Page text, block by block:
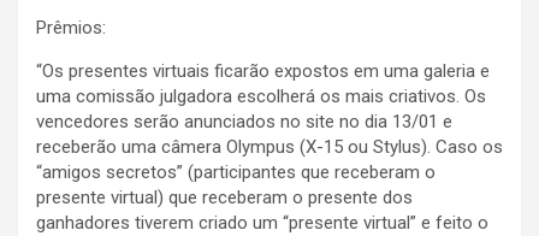
Prêmios:
“Os presentes virtuais ficarão expostos em uma galeria e
uma comissão julgadora escolherá os mais criativos. Os
vencedores serão anunciados no site no dia 13/01 e
receberão uma câmera Olympus (X-15 ou Stylus). Caso os
“amigos secretos” (participantes que receberam o
presente virtual) que receberam o presente dos
ganhadores tiverem criado um “presente virtual” e feito o